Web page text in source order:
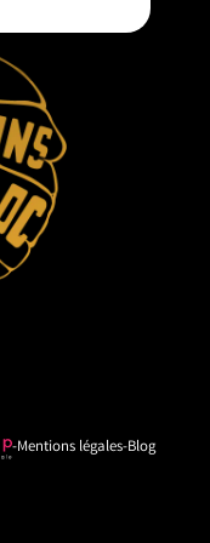
-Mentions légales-Blog